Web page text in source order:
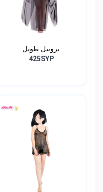
بروتيل طويل
425SYP